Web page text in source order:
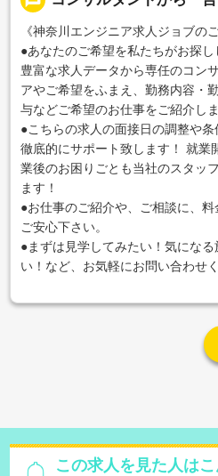
《神奈川エンジニア求人ジョブのご
●あなたのご希望を私たちがお探し
豊富な求人データから専任のコン
アやご希望をふまえ、勤務内容・
与などご希望のお仕事をご紹介しま
●こちらの求人の面接日の調整や条
徹底的にサポート致します！ 就業
業後のお困りごとも当社のスタッ
ます！
●お仕事のご紹介や、ご相談に、料
ご安心下さい。
●まずは見学してみたい！気にな
い！など、お気軽にお問い合わせく
この求人を見た人は